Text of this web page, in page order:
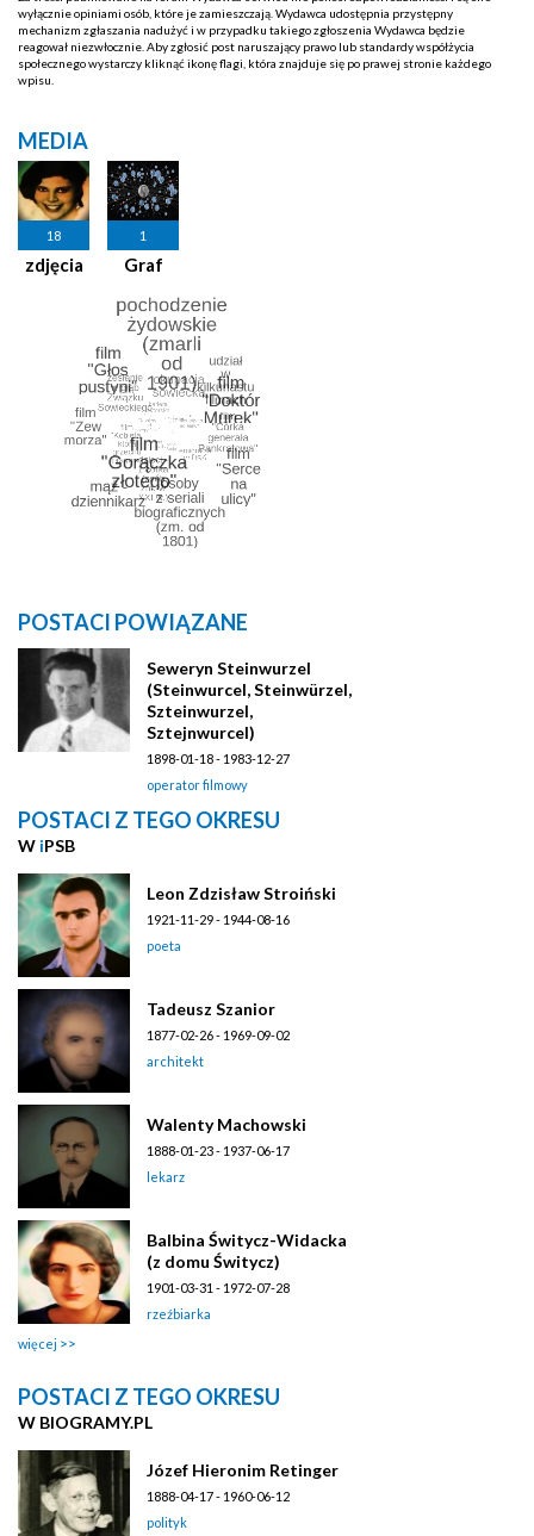
wyłącznie opiniami osób, które je zamieszczają. Wydawca udostępnia przystępny
mechanizm zgłaszania nadużyć i w przypadku takiego zgłoszenia Wydawca będzie
reagował niezwłocznie. Aby zgłosić post naruszający prawo lub standardy współżycia
społecznego wystarczy kliknąć ikonę flagi, która znajduje się po prawej stronie każdego
wpisu.
MEDIA
18
zdjęcia
1
Graf
POSTACI POWIĄZANE
Seweryn Steinwurzel
(Steinwurcel, Steinwürzel,
Szteinwurzel,
Sztejnwurcel)
1898-01-18 - 1983-12-27
operator filmowy
POSTACI Z TEGO OKRESU
W iPSB
Leon Zdzisław Stroiński
1921-11-29 - 1944-08-16
poeta
Tadeusz Szanior
1877-02-26 - 1969-09-02
architekt
Walenty Machowski
1888-01-23 - 1937-06-17
lekarz
Balbina Świtycz-Widacka
(z domu Świtycz)
1901-03-31 - 1972-07-28
rzeźbiarka
więcej
POSTACI Z TEGO OKRESU
W BIOGRAMY.PL
Józef Hieronim Retinger
1888-04-17 - 1960-06-12
polityk